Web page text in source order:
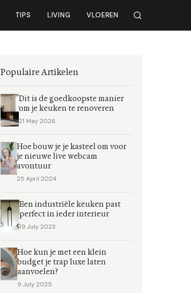
TIPS LIVING VLOEREN
Populaire Artikelen
Dit is de goedkoopste manier
om je keuken te renoveren
21 May 2026
Hoe bouw je je kasteel om voor
je nieuwe live webcam
avontuur
25 April 2024
Een industriële keuken past
perfect in ieder interieur
19 July 2023
Hoe kun je met een klein
budget je trap luxe laten
aanvoelen?
9 July 2025